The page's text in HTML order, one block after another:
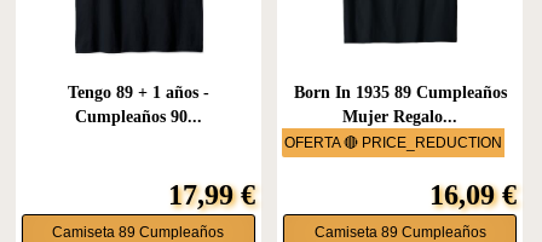
Tengo 89 + 1 años -
Cumpleaños 90...
17,99 €
Camiseta 89 Cumpleaños
OFERTA 🔴 PRICE_REDUCTION
Born In 1935 89 Cumpleaños
Mujer Regalo...
16,09 €
Camiseta 89 Cumpleaños